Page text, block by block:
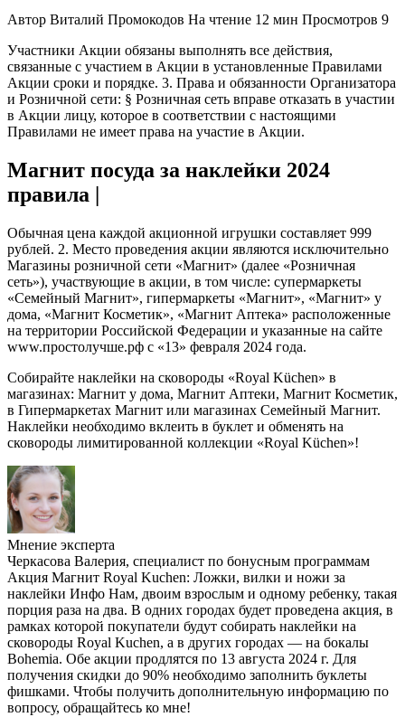
Автор Виталий Промокодов На чтение 12 мин Просмотров 9
Участники Акции обязаны выполнять все действия,
связанные с участием в Акции в установленные Правилами
Акции сроки и порядке. 3. Права и обязанности Организатора
и Розничной сети: § Розничная сеть вправе отказать в участии
в Акции лицу, которое в соответствии с настоящими
Правилами не имеет права на участие в Акции.
Магнит посуда за наклейки 2024
правила |
Обычная цена каждой акционной игрушки составляет 999
рублей. 2. Место проведения акции являются исключительно
Магазины розничной сети «Магнит» (далее «Розничная
сеть»), участвующие в акции, в том числе: супермаркеты
«Семейный Магнит», гипермаркеты «Магнит», «Магнит» у
дома, «Магнит Косметик», «Магнит Аптека» расположенные
на территории Российской Федерации и указанные на сайте
www.простолучше.рф с «13» февраля 2024 года.
Собирайте наклейки на сковороды «Royal Küchen» в
магазинах: Магнит у дома, Магнит Аптеки, Магнит Косметик,
в Гипермаркетах Магнит или магазинах Семейный Магнит.
Наклейки необходимо вклеить в буклет и обменять на
сковороды лимитированной коллекции «Royal Küchen»!
Мнение эксперта
Черкасова Валерия, специалист по бонусным программам
Акция Магнит Royal Kuchen: Ложки, вилки и ножи за
наклейки Инфо Нам, двоим взрослым и одному ребенку, такая
порция раза на два. В одних городах будет проведена акция, в
рамках которой покупатели будут собирать наклейки на
сковороды Royal Kuchen, а в других городах — на бокалы
Bohemia. Обе акции продлятся по 13 августа 2024 г. Для
получения скидки до 90% необходимо заполнить буклеты
фишками. Чтобы получить дополнительную информацию по
вопросу, обращайтесь ко мне!